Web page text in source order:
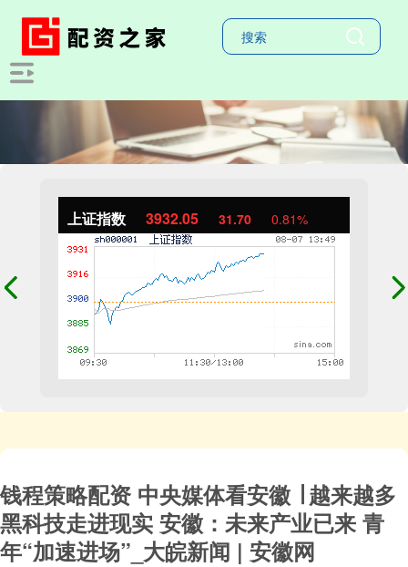
上证指数 3932.05 31.70 0.81%
钱程策略配资 中央媒体看安徽 ∣ 越来越多
黑科技走进现实 安徽：未来产业已来 青
年“加速进场”_大皖新闻 | 安徽网